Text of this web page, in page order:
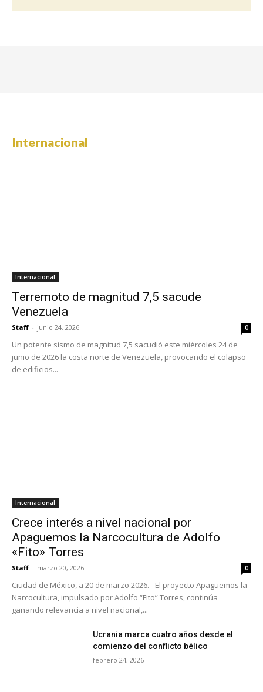
Internacional
Internacional
Terremoto de magnitud 7,5 sacude
Venezuela
Staff - junio 24, 2026 0
Un potente sismo de magnitud 7,5 sacudió este miércoles 24 de
junio de 2026 la costa norte de Venezuela, provocando el colapso
de edificios...
Internacional
Crece interés a nivel nacional por
Apaguemos la Narcocultura de Adolfo
«Fito» Torres
Staff - marzo 20, 2026 0
Ciudad de México, a 20 de marzo 2026.– El proyecto Apaguemos la
Narcocultura, impulsado por Adolfo “Fito” Torres, continúa
ganando relevancia a nivel nacional,...
Ucrania marca cuatro años desde el
comienzo del conflicto bélico
febrero 24, 2026